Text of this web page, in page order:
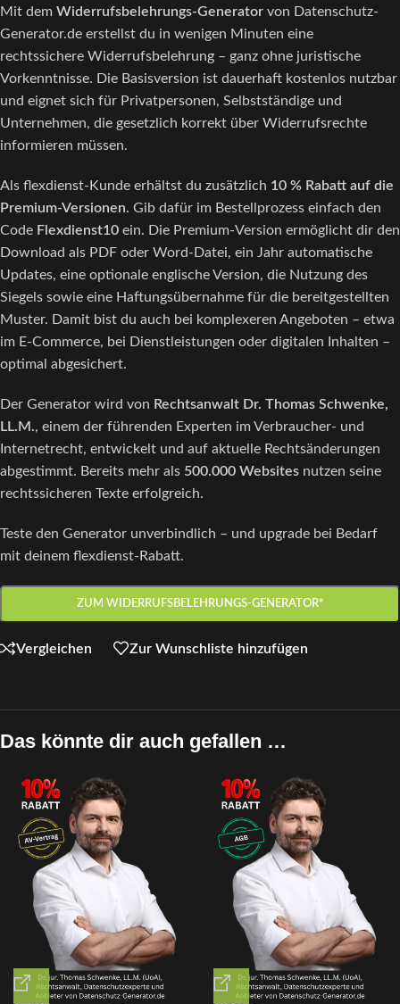
Mit dem Widerrufsbelehrungs-Generator von Datenschutz-
Generator.de erstellst du in wenigen Minuten eine
rechtssichere Widerrufsbelehrung – ganz ohne juristische
Vorkenntnisse. Die Basisversion ist dauerhaft kostenlos nutzbar
und eignet sich für Privatpersonen, Selbstständige und
Unternehmen, die gesetzlich korrekt über Widerrufsrechte
informieren müssen.
Als flexdienst-Kunde erhältst du zusätzlich 10 % Rabatt auf die
Premium-Versionen. Gib dafür im Bestellprozess einfach den
Code Flexdienst10 ein. Die Premium-Version ermöglicht dir den
Download als PDF oder Word-Datei, ein Jahr automatische
Updates, eine optionale englische Version, die Nutzung des
Siegels sowie eine Haftungsübernahme für die bereitgestellten
Muster. Damit bist du auch bei komplexeren Angeboten – etwa
im E-Commerce, bei Dienstleistungen oder digitalen Inhalten –
optimal abgesichert.
Der Generator wird von Rechtsanwalt Dr. Thomas Schwenke,
LL.M., einem der führenden Experten im Verbraucher- und
Internetrecht, entwickelt und auf aktuelle Rechtsänderungen
abgestimmt. Bereits mehr als 500.000 Websites nutzen seine
rechtssicheren Texte erfolgreich.
Teste den Generator unverbindlich – und upgrade bei Bedarf
mit deinem flexdienst-Rabatt.
ZUM WIDERRUFSBELEHRUNGS-GENERATOR*
Vergleichen Zur Wunschliste hinzufügen
Das könnte dir auch gefallen …